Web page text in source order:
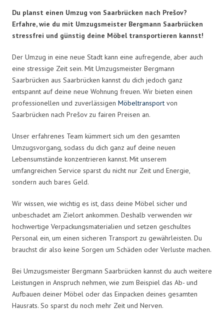
Du planst einen Umzug von Saarbrücken nach Prešov?
Erfahre, wie du mit Umzugsmeister Bergmann Saarbrücken
stressfrei und günstig deine Möbel transportieren kannst!
Der Umzug in eine neue Stadt kann eine aufregende, aber auch
eine stressige Zeit sein. Mit Umzugsmeister Bergmann
Saarbrücken aus Saarbrücken kannst du dich jedoch ganz
entspannt auf deine neue Wohnung freuen. Wir bieten einen
professionellen und zuverlässigen Möbeltransport von
Saarbrücken nach Prešov zu fairen Preisen an.
Unser erfahrenes Team kümmert sich um den gesamten
Umzugsvorgang, sodass du dich ganz auf deine neuen
Lebensumstände konzentrieren kannst. Mit unserem
umfangreichen Service sparst du nicht nur Zeit und Energie,
sondern auch bares Geld.
Wir wissen, wie wichtig es ist, dass deine Möbel sicher und
unbeschadet am Zielort ankommen. Deshalb verwenden wir
hochwertige Verpackungsmaterialien und setzen geschultes
Personal ein, um einen sicheren Transport zu gewährleisten. Du
brauchst dir also keine Sorgen um Schäden oder Verluste machen.
Bei Umzugsmeister Bergmann Saarbrücken kannst du auch weitere
Leistungen in Anspruch nehmen, wie zum Beispiel das Ab- und
Aufbauen deiner Möbel oder das Einpacken deines gesamten
Hausrats. So sparst du noch mehr Zeit und Nerven.